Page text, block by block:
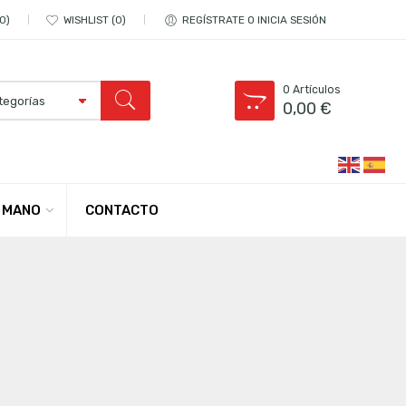
0 WISHLIST 0 REGÍSTRATE O INICIA SESIÓN
0 Artículos
0,00€
CONTACTO